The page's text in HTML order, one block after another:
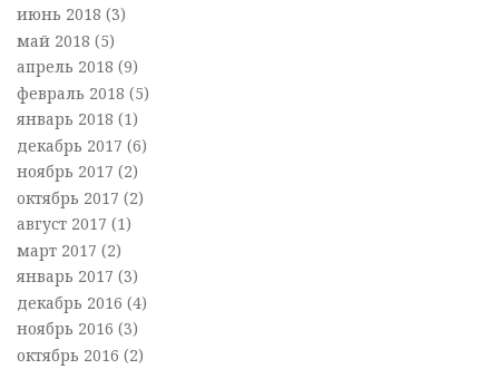
июнь 2018 (3)
май 2018 (5)
апрель 2018 (9)
февраль 2018 (5)
январь 2018 (1)
декабрь 2017 (6)
ноябрь 2017 (2)
октябрь 2017 (2)
август 2017 (1)
март 2017 (2)
январь 2017 (3)
декабрь 2016 (4)
ноябрь 2016 (3)
октябрь 2016 (2)